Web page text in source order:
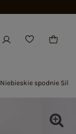
Niebieskie spodnie